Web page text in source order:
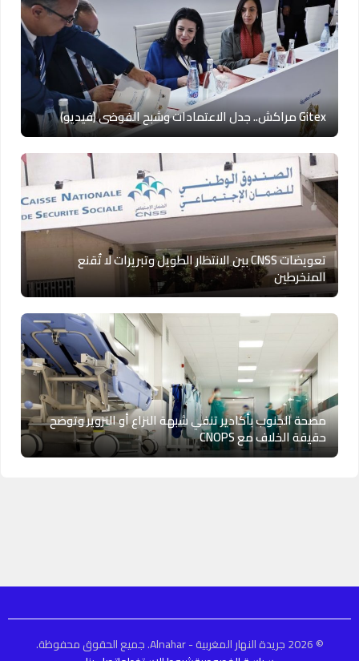
Gitex مراكش.. جدل الاعتمادات وشبح الفوضى (فيديو)
تعويضات CNSS بين الانتظار الطويل وتبريرات لا تُقنع
المنخرطين
مصحة الجنوب بأكادير تنفي شبهة النزاع أو التزوير وتوضح
حقيقة الخلاف مع CNOPS
© 2026 جريدة النهار المغربية - Alnahar. جميع الحقوق محفوظة.